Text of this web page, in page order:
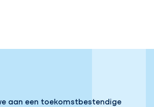
aan een toekomstbestendige